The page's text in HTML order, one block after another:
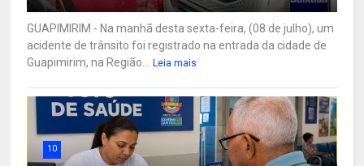
GUAPIMIRIM - Na manhã desta sexta-feira, (08 de julho), um
acidente de trânsito foi registrado na entrada da cidade de
Guapimirim, na Região...
Leia mais
10